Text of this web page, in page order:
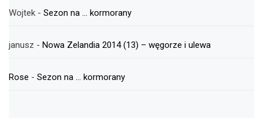
Wojtek - Sezon na … kormorany
janusz - Nowa Zelandia 2014 (13) – węgorze i ulewa
Rose - Sezon na … kormorany